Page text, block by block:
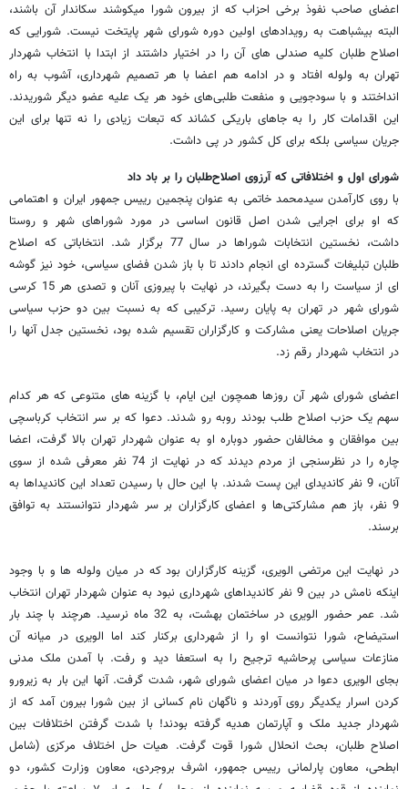
اعضای صاحب نفوذ برخی احزاب که از بیرون شورا می‎کوشند سکاندار آن باشند،
البته بی‎شباهت به رویدادهای اولین دوره شورای شهر پایتخت نیست. شورایی که
اصلاح طلبان کلیه صندلی های آن را در اختیار داشتند از ابتدا با انتخاب شهردار
تهران به ولوله افتاد و در ادامه هم اعضا با هر تصمیم شهرداری، آشوب به راه
انداختند و با سودجویی و منفعت طلبی‌های خود هر یک علیه عضو دیگر شوریدند.
این اقدامات کار را به جاهای باریکی کشاند که تبعات زیادی را نه تنها برای این
جریان سیاسی بلکه برای کل کشور در پی داشت.
شورای اول و اختلافاتی که آرزوی اصلاح‌طلبان را بر باد داد
با روی کارآمدن سیدمحمد خاتمی به عنوان پنجمین رییس جمهور ایران و اهتمامی
که او برای اجرایی شدن اصل قانون اساسی در مورد شوراهای شهر و روستا
داشت، نخستین انتخابات شوراها در سال 77 برگزار شد. انتخاباتی که اصلاح
طلبان تبلیغات گسترده ای انجام دادند تا با باز شدن فضای سیاسی، خود نیز گوشه
ای از سیاست را به دست بگیرند، در نهایت با پیروزی آنان و تصدی هر 15 کرسی
شورای شهر در تهران به پایان رسید. ترکیبی که به نسبت بین دو حزب سیاسی
جریان اصلاحات یعنی مشارکت و کارگزاران تقسیم شده بود، نخستین جدل آنها را
در انتخاب شهردار رقم زد.
اعضای شورای شهر آن روزها همچون این ایام، با گزینه های متنوعی که هر کدام
سهم یک حزب اصلاح طلب بودند روبه رو شدند. دعوا که بر سر انتخاب کرباسچی
بین موافقان و مخالفان حضور دوباره او به عنوان شهردار تهران بالا گرفت، اعضا
چاره را در نظرسنجی از مردم دیدند که در نهایت از 74 نفر معرفی شده از سوی
آنان، 9 نفر کاندیدای این پست شدند. با این حال با رسیدن تعداد این کاندیداها به
9 نفر، باز هم مشارکتی‌ها و اعضای کارگزاران بر سر شهردار نتوانستند به توافق
برسند.
در نهایت این مرتضی الویری، گزینه کارگزاران بود که در میان ولوله ها و با وجود
اینکه نامش در بین 9 نفر کاندیداهای شهرداری نبود به عنوان شهردار تهران انتخاب
شد. عمر حضور الویری در ساختمان بهشت، به 32 ماه نرسید. هرچند با چند بار
استیضاح، شورا نتوانست او را از شهرداری برکنار کند اما الویری در میانه آن
منازعات سیاسی پرحاشیه ترجیح را به استعفا دید و رفت. با آمدن ملک مدنی
بجای الویری دعوا در میان اعضای شورای شهر، شدت گرفت. آنها این بار به زیرورو
کردن اسرار یکدیگر روی آوردند و ناگهان نام کسانی از بین شورا بیرون آمد که از
شهردار جدید ملک و آپارتمان هدیه گرفته بودند! با شدت گرفتن اختلافات بین
اصلاح طلبان، بحث انحلال شورا قوت گرفت. هیات حل اختلاف مرکزی (شامل
ابطحی، معاون پارلمانی رییس جمهور، اشرف بروجردی، معاون وزارت کشور، دو